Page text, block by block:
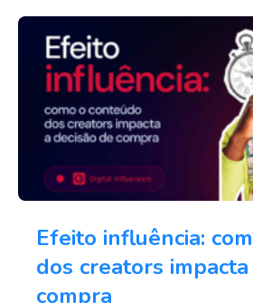
Efeito influência:
dos creators
compra